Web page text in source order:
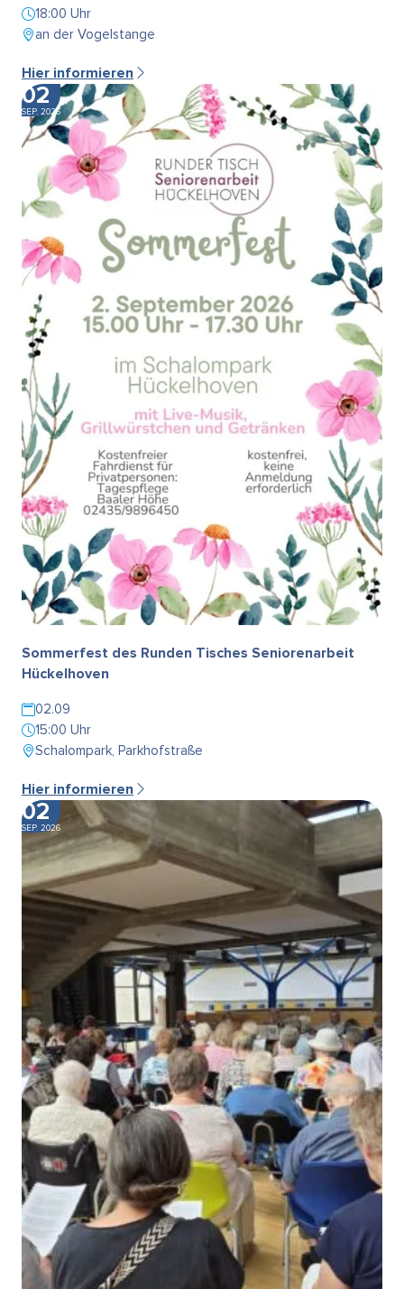
18:00 Uhr
an der Vogelstange
Hier informieren
02
SEP. 2026
Sommerfest des Runden Tisches Seniorenarbeit
Hückelhoven
02.09
15:00 Uhr
Schalompark, Parkhofstraße
Hier informieren
02
SEP. 2026